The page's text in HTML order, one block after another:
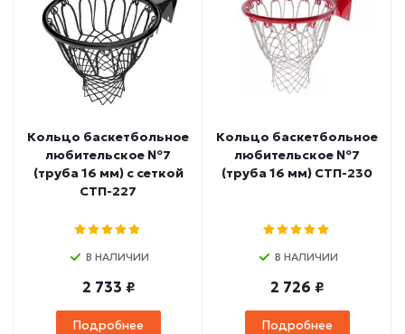
Кольцо баскетбольное
любительское №7
(труба 16 мм) с сеткой
СТП-227
В НАЛИЧИИ
2 733 ₽
Подробнее
Кольцо баскетбольное
любительское №7
(труба 16 мм) СТП-230
В НАЛИЧИИ
2 726 ₽
Подробнее